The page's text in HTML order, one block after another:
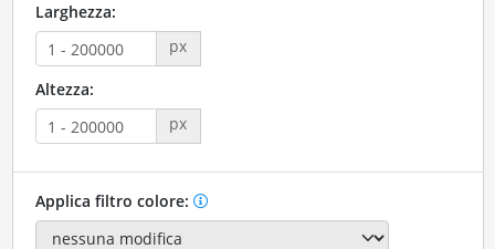
Larghezza:
px
Altezza:
px
Applica filtro colore: